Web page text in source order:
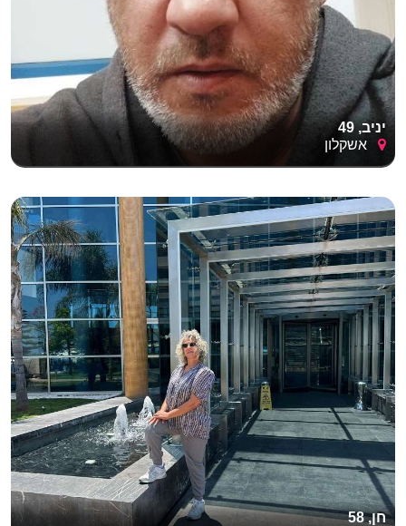
יניב, 49
אשקלון
חן, 58